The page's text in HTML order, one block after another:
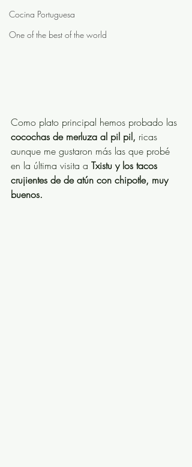
Cocina Portuguesa
One of the best of the world
Como plato principal hemos probado las
cocochas de merluza al pil pil, ricas
aunque me gustaron más las que probé
en la última visita a Txistu y los tacos
crujientes de de atún con chipotle, muy
buenos.